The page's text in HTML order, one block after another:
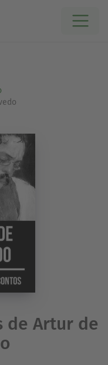
de Artur de